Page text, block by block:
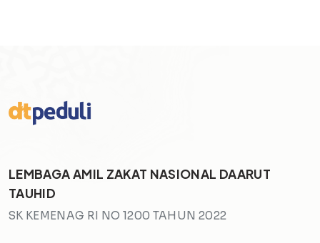
LEMBAGA AMIL ZAKAT NASIONAL DAARUT
TAUHID
SK KEMENAG RI NO 1200 TAHUN 2022